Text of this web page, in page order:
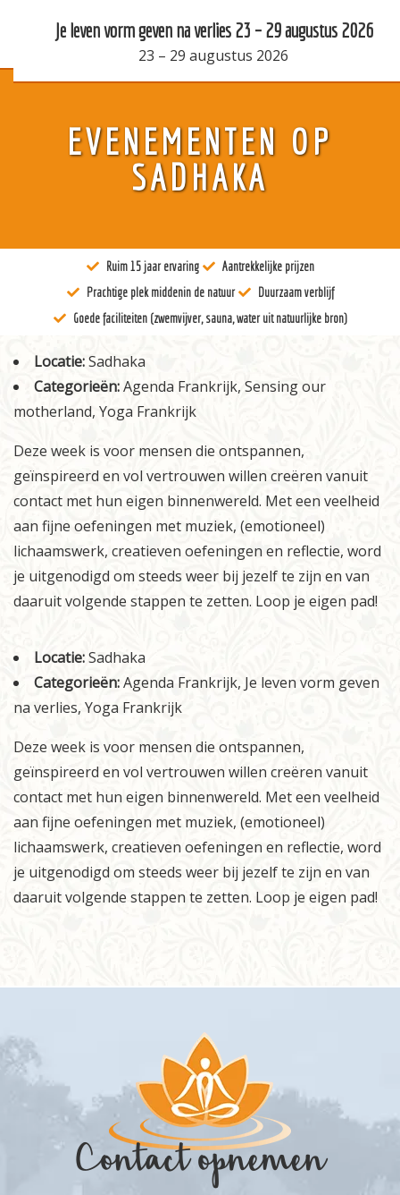
Docenten
Verblijven
Inschrijven
Contact
EVENEMENTEN OP
SADHAKA
Ruim 15 jaar ervaring
Aantrekkelijke prijzen
Prachtige plek middenin de natuur
Duurzaam verblijf
Goede faciliteiten (zwemvijver, sauna, water uit natuurlijke bron)
Vrouwenretraite Sensing our Motherland 9 – 15 augustus 2026
9– 15 augustus 2026
Locatie:Sadhaka
Categorieën:Agenda Frankrijk, Sensing our
motherland, Yoga Frankrijk
Deze week is voor mensen die ontspannen,
geïnspireerd en vol vertrouwen willen creëren vanuit
contact met hun eigen binnenwereld. Met een veelheid
aan fijne oefeningen met muziek, (emotioneel)
lichaamswerk, creatieven oefeningen en reflectie, word
je uitgenodigd om steeds weer bij jezelf te zijn en van
daaruit volgende stappen te zetten. Loop je eigen pad!
Je leven vorm geven na verlies 23 – 29 augustus 2026
23 – 29 augustus 2026
Locatie:Sadhaka
Categorieën:Agenda Frankrijk, Je leven vorm geven
na verlies, Yoga Frankrijk
Deze week is voor mensen die ontspannen,
geïnspireerd en vol vertrouwen willen creëren vanuit
contact met hun eigen binnenwereld. Met een veelheid
aan fijne oefeningen met muziek, (emotioneel)
lichaamswerk, creatieven oefeningen en reflectie, word
je uitgenodigd om steeds weer bij jezelf te zijn en van
daaruit volgende stappen te zetten. Loop je eigen pad!
Contact opnemen